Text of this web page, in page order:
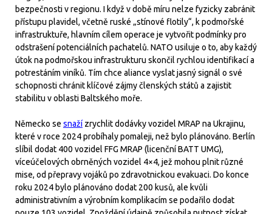
bezpečnosti v regionu. I když v době míru nelze fyzicky zabránit
přístupu plavidel, včetně ruské „stínové flotily“, k podmořské
infrastruktuře, hlavním cílem operace je vytvořit podmínky pro
odstrašení potenciálních pachatelů. NATO usiluje o to, aby každý
útok na podmořskou infrastrukturu skončil rychlou identifikací a
potrestáním viníků. Tím chce aliance vyslat jasný signál o své
schopnosti chránit klíčové zájmy členských států a zajistit
stabilitu v oblasti Baltského moře.
Německo se snaží zrychlit dodávky vozidel MRAP na Ukrajinu,
které v roce 2024 probíhaly pomaleji, než bylo plánováno. Berlín
slíbil dodat 400 vozidel FFG MRAP (licenční BATT UMG),
víceúčelových obrněných vozidel 4×4, jež mohou plnit různé
mise, od přepravy vojáků po zdravotnickou evakuaci. Do konce
roku 2024 bylo plánováno dodat 200 kusů, ale kvůli
administrativním a výrobním komplikacím se podařilo dodat